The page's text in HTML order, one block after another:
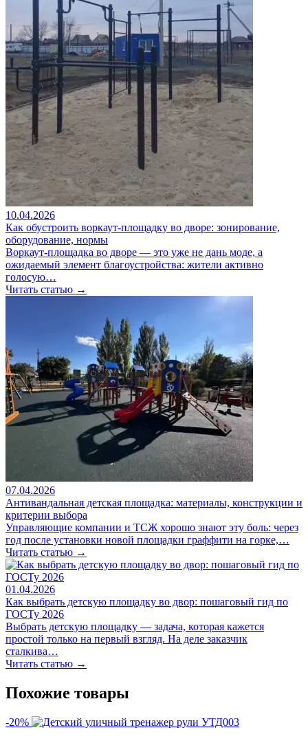
10.04.2026
Как обустроить воркаут-площадку во дворе: зонирование,
оборудование, нормы
Воркаут-площадка во дворе — это уже не дань моде, а
ожидаемый элемент благоустройства: жители активно
голосую…
Читать статью →
07.04.2026
Антивандальная детская площадка: материалы, конструкции и
критерии выбора
Управляющие компании и ТСЖ хорошо знают эту боль: через
год после установки новой площадки граффити на горке,…
Читать статью →
01.04.2026
Как выбрать детскую площадку во двор: пошаговый гид по
ГОСТу 2026
Выбрать детскую площадку — задача, которая кажется
простой только на первый взгляд. На деле заказчик
сталкива…
Читать статью →
Похожие товары
-20%